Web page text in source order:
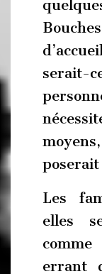
Les
elles
errant